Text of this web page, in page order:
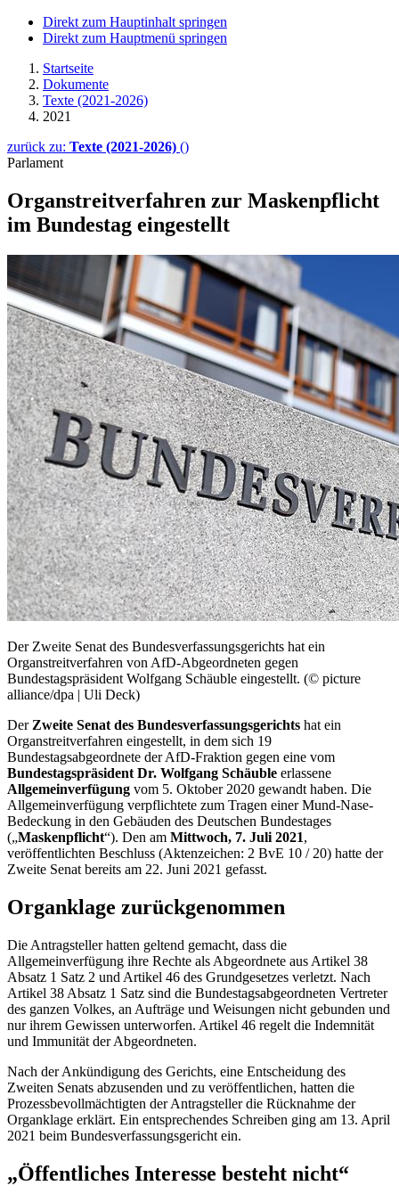
Direkt zum Hauptinhalt springen
Direkt zum Hauptmenü springen
Startseite
Dokumente
Texte (2021-2026)
2021
zurück zu: Texte (2021-2026) ()
Parlament
Organstreitverfahren zur Maskenpflicht
im Bundestag eingestellt
Der Zweite Senat des Bundesverfassungsgerichts hat ein
Organstreitverfahren von AfD-Abgeordneten gegen
Bundestagspräsident Wolfgang Schäuble eingestellt. (© picture
alliance/dpa | Uli Deck)
Der Zweite Senat des Bundesverfassungsgerichts hat ein
Organstreitverfahren eingestellt, in dem sich 19
Bundestagsabgeordnete der AfD-Fraktion gegen eine vom
Bundestagspräsident Dr. Wolfgang Schäuble erlassene
Allgemeinverfügung vom 5. Oktober 2020 gewandt haben. Die
Allgemeinverfügung verpflichtete zum Tragen einer Mund-Nase-
Bedeckung in den Gebäuden des Deutschen Bundestages
(„Maskenpflicht“). Den am Mittwoch, 7. Juli 2021,
veröffentlichten Beschluss (Aktenzeichen: 2 BvE 10 / 20) hatte der
Zweite Senat bereits am 22. Juni 2021 gefasst.
Organklage zurückgenommen
Die Antragsteller hatten geltend gemacht, dass die
Allgemeinverfügung ihre Rechte als Abgeordnete aus Artikel 38
Absatz 1 Satz 2 und Artikel 46 des Grundgesetzes verletzt. Nach
Artikel 38 Absatz 1 Satz sind die Bundestagsabgeordneten Vertreter
des ganzen Volkes, an Aufträge und Weisungen nicht gebunden und
nur ihrem Gewissen unterworfen. Artikel 46 regelt die Indemnität
und Immunität der Abgeordneten.
Nach der Ankündigung des Gerichts, eine Entscheidung des
Zweiten Senats abzusenden und zu veröffentlichen, hatten die
Prozessbevollmächtigten der Antragsteller die Rücknahme der
Organklage erklärt. Ein entsprechendes Schreiben ging am 13. April
2021 beim Bundesverfassungsgericht ein.
„Öffentliches Interesse besteht nicht“